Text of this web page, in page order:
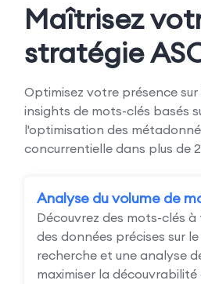
Maîtrisez
stratégie
Optimisez votre présence
insights de mots-clés basés
l'optimisation des
concurrentielle dans plus de
Analyse du volume de
Découvrez des mots-clés
des données précises sur
recherche et une analyse
maximiser la